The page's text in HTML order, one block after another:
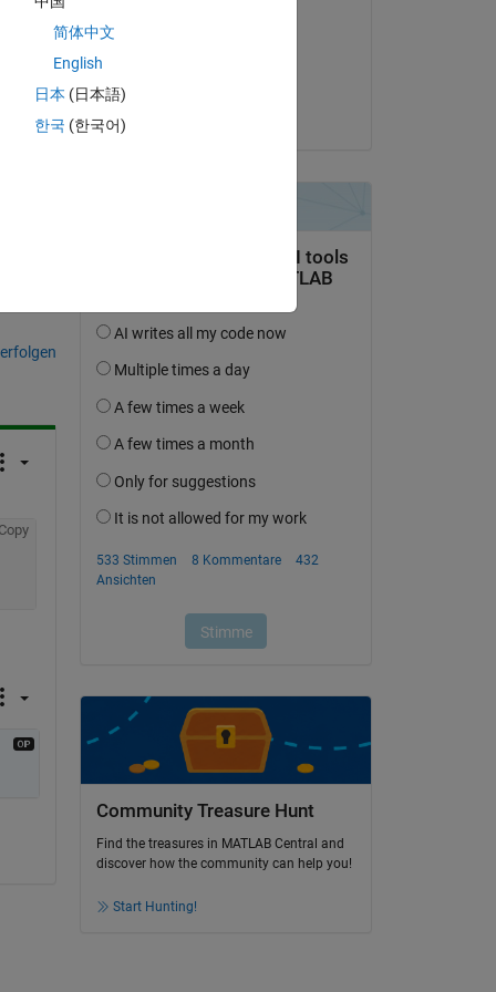
Copy
am 9 Mär. 2020
Akzeptiert:
Community Treasure Hunt
Find the treasures in MATLAB Central and
discover how the community can help you!
Start Hunting!
简体中文
English
日本 (日本語)
한국 (한국어)